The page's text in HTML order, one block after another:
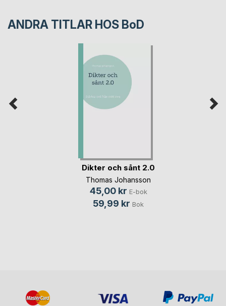
ANDRA TITLAR HOS BoD
Dikter och sånt 2.0
Thomas Johansson
45,00 kr E-bok
59,99 kr Bok